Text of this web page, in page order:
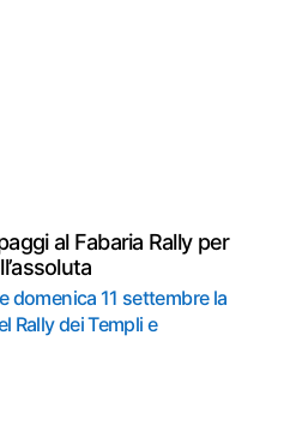
al Fabaria Rally per
domenica 11 settembre la
Rally dei Templi e